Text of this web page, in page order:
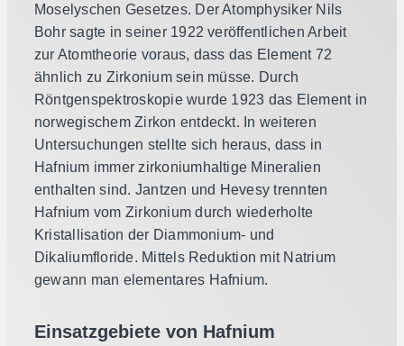
Moselyschen Gesetzes. Der Atomphysiker Nils
Bohr sagte in seiner 1922 veröffentlichen Arbeit
zur Atomtheorie voraus, dass das Element 72
ähnlich zu Zirkonium sein müsse. Durch
Röntgenspektroskopie wurde 1923 das Element in
norwegischem Zirkon entdeckt. In weiteren
Untersuchungen stellte sich heraus, dass in
Hafnium immer zirkoniumhaltige Mineralien
enthalten sind. Jantzen und Hevesy trennten
Hafnium vom Zirkonium durch wiederholte
Kristallisation der Diammonium- und
Dikaliumfloride. Mittels Reduktion mit Natrium
gewann man elementares Hafnium.
Einsatzgebiete von Hafnium